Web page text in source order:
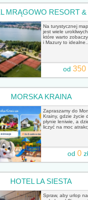
MRĄGOWO RESORT &
Na turystycznej
jest wiele urokliwych
które warto
i Mazury to idealne...
od350
MORSKA KRAINA
Zapraszamy do
Krainy, gdzie życie
płynie leniwie, a
liczyć na moc
od0 zł
HOTEL LA SIESTA
Spraw, aby urlop